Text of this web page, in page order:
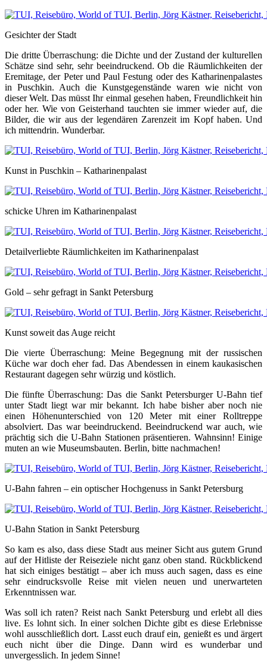
Gesichter der Stadt
Die dritte Überraschung: die Dichte und der Zustand der kulturellen
Schätze sind sehr, sehr beeindruckend. Ob die Räumlichkeiten der
Eremitage, der Peter und Paul Festung oder des Katharinenpalastes
in Puschkin. Auch die Kunstgegenstände waren wie nicht von
dieser Welt. Das müsst Ihr einmal gesehen haben, Freundlichkeit hin
oder her. Wie von Geisterhand tauchten sie immer wieder auf, die
Bilder, die wir aus der legendären Zarenzeit im Kopf haben. Und
ich mittendrin. Wunderbar.
Kunst in Puschkin – Katharinenpalast
schicke Uhren im Katharinenpalast
Detailverliebte Räumlichkeiten im Katharinenpalast
Gold – sehr gefragt in Sankt Petersburg
Kunst soweit das Auge reicht
Die vierte Überraschung: Meine Begegnung mit der russischen
Küche war doch eher fad. Das Abendessen in einem kaukasischen
Restaurant dagegen sehr würzig und köstlich.
Die fünfte Überraschung: Das die Sankt Petersburger U-Bahn tief
unter Stadt liegt war mir bekannt. Ich habe bisher aber noch nie
einen Höhenunterschied von 120 Meter mit einer Rolltreppe
absolviert. Das war beeindruckend. Beeindruckend war auch, wie
prächtig sich die U-Bahn Stationen präsentieren. Wahnsinn! Einige
muten an wie Museumsbauten. Berlin, bitte nachmachen!
U-Bahn fahren – ein optischer Hochgenuss in Sankt Petersburg
U-Bahn Station in Sankt Petersburg
So kam es also, dass diese Stadt aus meiner Sicht aus gutem Grund
auf der Hitliste der Reiseziele nicht ganz oben stand. Rückblickend
hat sich einiges bestätigt – aber ich muss auch sagen, dass es eine
sehr eindrucksvolle Reise mit vielen neuen und unerwarteten
Erkenntnissen war.
Was soll ich raten? Reist nach Sankt Petersburg und erlebt all dies
live. Es lohnt sich. In einer solchen Dichte gibt es diese Erlebnisse
wohl ausschließlich dort. Lasst euch drauf ein, genießt es und ärgert
euch nicht über die Dinge. Dann wird es wunderbar und
unvergesslich. In jedem Sinne!